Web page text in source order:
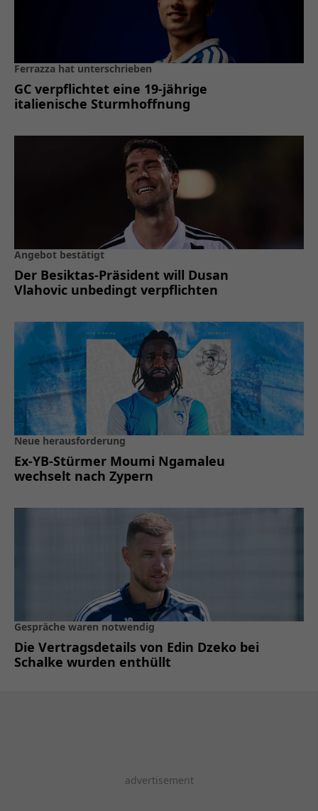
Ferrazza hat unterschrieben
GC verpflichtet eine 19-jährige
italienische Sturmhoffnung
Angebot bestätigt
Der Besiktas-Präsident will Dusan
Vlahovic unbedingt verpflichten
Neue herausforderung
Ex-YB-Stürmer Moumi Ngamaleu
wechselt nach Zypern
Gespräche waren notwendig
Die Vertragsdetails von Edin Dzeko bei
Schalke wurden enthüllt